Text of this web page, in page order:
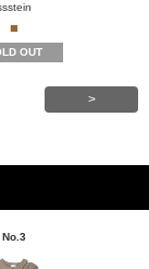
■
OUT
>
No.3